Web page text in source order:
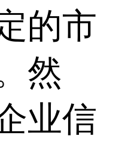
的市
然
业信